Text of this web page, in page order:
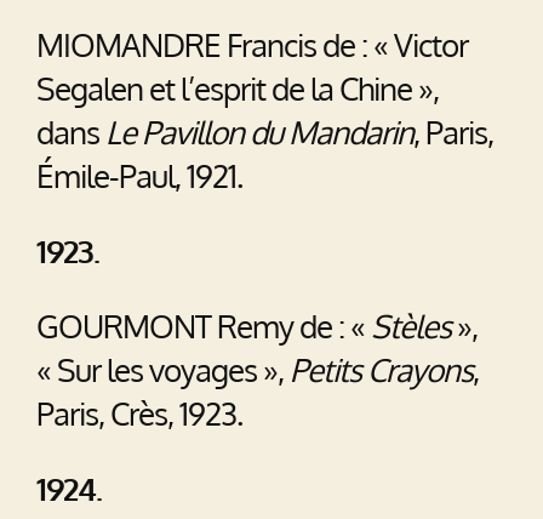
MIOMANDRE Francis de : « Victor
Segalen et l’esprit de la Chine »,
dans Le Pavillon du Mandarin, Paris,
Émile-Paul, 1921.
1923.
GOURMONT Remy de : « Stèles»,
« Sur les voyages », Petits Crayons,
Paris, Crès, 1923.
1924.